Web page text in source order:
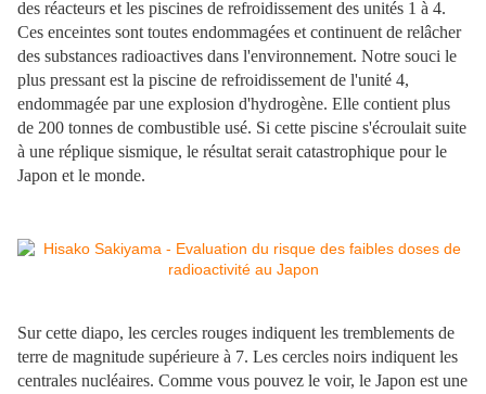
des réacteurs et les piscines de refroidissement des unités 1 à 4.
Ces enceintes sont toutes endommagées et continuent de relâcher
des substances radioactives dans l'environnement. Notre souci le
plus pressant est la piscine de refroidissement de l'unité 4,
endommagée par une explosion d'hydrogène. Elle contient plus
de 200 tonnes de combustible usé. Si cette piscine s'écroulait suite
à une réplique sismique, le résultat serait catastrophique pour le
Japon et le monde.
Sur cette diapo, les cercles rouges indiquent les tremblements de
terre de magnitude supérieure à 7. Les cercles noirs indiquent les
centrales nucléaires. Comme vous pouvez le voir, le Japon est une